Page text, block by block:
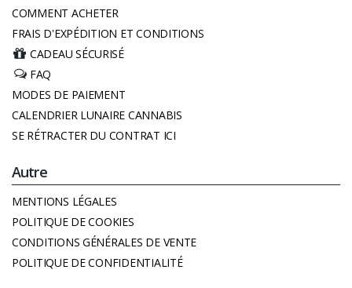
COMMENT ACHETER
FRAIS D'EXPÉDITION ET CONDITIONS
CADEAU SÉCURISÉ
FAQ
MODES DE PAIEMENT
CALENDRIER LUNAIRE CANNABIS
SE RÉTRACTER DU CONTRAT ICI
Autre
MENTIONS LÉGALES
POLITIQUE DE COOKIES
CONDITIONS GÉNÉRALES DE VENTE
POLITIQUE DE CONFIDENTIALITÉ